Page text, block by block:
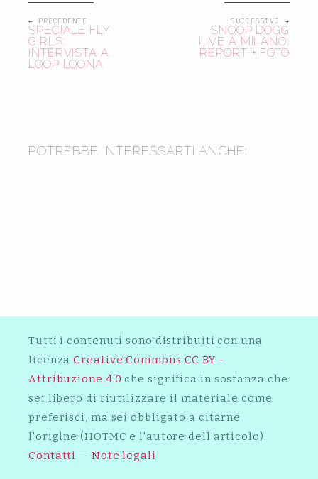
← PRECEDENTE
SPECIALE FLY
GIRLS:
INTERVISTA A
LOOP LOONA
SUCCESSIVO →
SNOOP DOGG
LIVE A MILANO:
REPORT + FOTO
POTREBBE INTERESSARTI ANCHE:
2022
2022
Tutti i contenuti sono distribuiti con una
licenzaCreative Commons CC BY -
Attribuzione 4.0 che significa in sostanza che
sei libero di riutilizzare il materiale come
preferisci, ma sei obbligato a citarne
l'origine (HOTMC e l'autore dell'articolo).
Contatti — Note legali